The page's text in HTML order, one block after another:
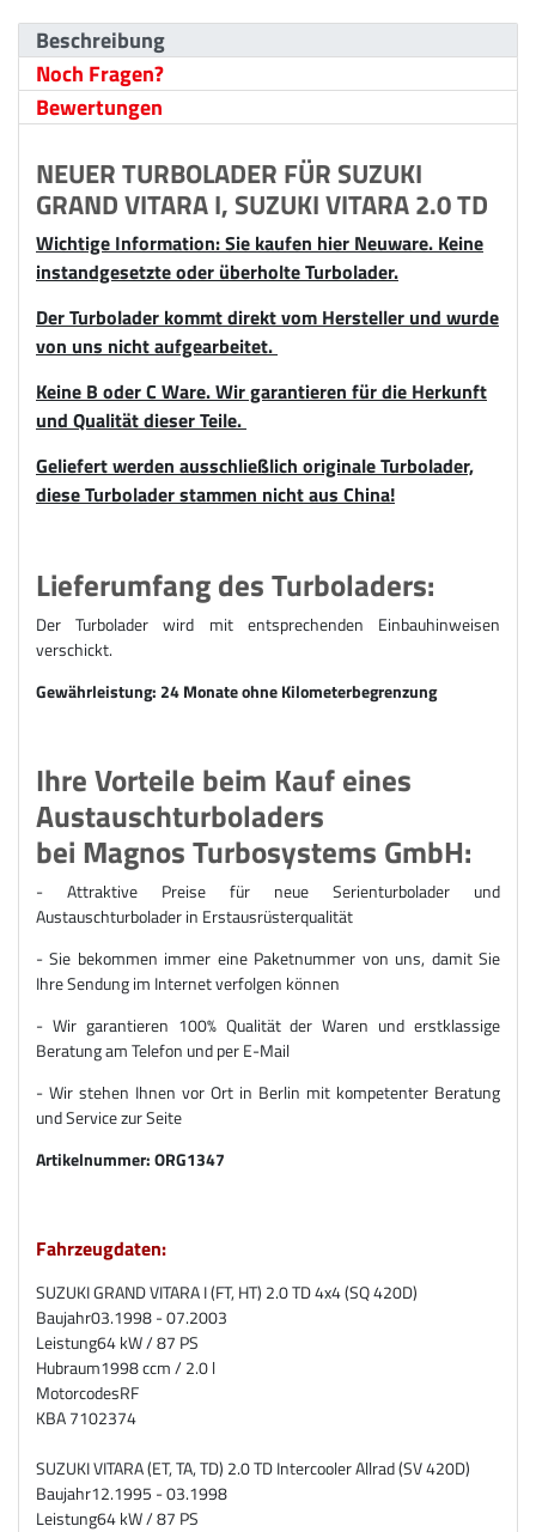
Beschreibung
Noch Fragen?
Bewertungen
NEUER TURBOLADER FÜR SUZUKI
GRAND VITARA I, SUZUKI VITARA 2.0 TD
Wichtige Information: Sie kaufen hier Neuware. Keine
instandgesetzte oder überholte Turbolader.
Der Turbolader kommt direkt vom Hersteller und wurde
von uns nicht aufgearbeitet.
Keine B oder C Ware. Wir garantieren für die Herkunft
und Qualität dieser Teile.
Geliefert werden ausschließlich originale Turbolader,
diese Turbolader stammen nicht aus China!
Lieferumfang des Turboladers:
Der Turbolader wird mit entsprechenden Einbauhinweisen
verschickt.
Gewährleistung: 24 Monate ohne Kilometerbegrenzung
Ihre Vorteile beim Kauf eines
Austauschturboladers
bei Magnos Turbosystems GmbH:
- Attraktive Preise für neue Serienturbolader und
Austauschturboladerin Erstausrüsterqualität
- Sie bekommen immer eine Paketnummer von uns, damit Sie
Ihre Sendung im Internet verfolgen können
- Wir garantieren 100% Qualität der Waren und erstklassige
Beratung am Telefon und per E-Mail
- Wir stehen Ihnen vor Ort in Berlin mit kompetenter Beratung
und Service zur Seite
Artikelnummer:ORG1347
Fahrzeugdaten:
SUZUKI GRAND VITARA I (FT, HT) 2.0 TD 4x4 (SQ 420D)
Baujahr03.1998 - 07.2003
Leistung64 kW / 87 PS
Hubraum1998 ccm / 2.0 l
MotorcodesRF
KBA 7102374
SUZUKI VITARA (ET, TA, TD) 2.0 TD Intercooler Allrad (SV 420D)
Baujahr12.1995 - 03.1998
Leistung64 kW / 87 PS